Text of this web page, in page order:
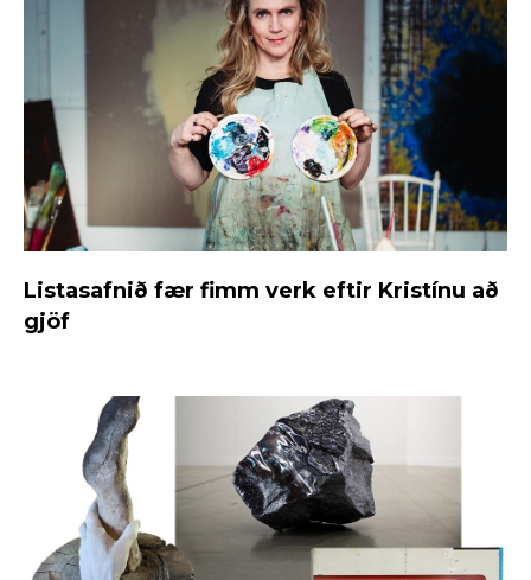
Listasafnið fær fimm verk eftir Kristínu að
gjöf